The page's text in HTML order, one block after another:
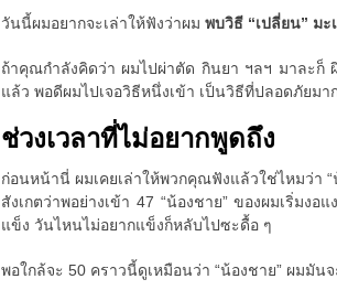
วันนี้ผมอยากจะเล่าให้ฟังว่าผม พบวิธี “เปลี่ยน” มะ
ถ้าคุณกำลังคิดว่า ผมไปผ่าตัด กินยา ฯลฯ มาละก็
แล้ว พอดีผมไปเจอวิธีหนึ่งเข้า เป็นวิธีที่ปลอดภัยมา
ช่วงเวลาที่ไม่อยากพูดถึง
ก่อนหน้านี่ ผมเคยเล่าให้พวกคุณฟังแล้วใช่ไหมว่า “
สังเกตว่าพอย่างเข้า 47 “น้องชาย” ของผมเริ่ม
แข็ง วันไหนไม่อยากแข็งก็หลับไปซะดื้อ ๆ
พอใกล้จะ 50 คราวนี้ดูเหมือนว่า “น้องชาย” ผมมัน